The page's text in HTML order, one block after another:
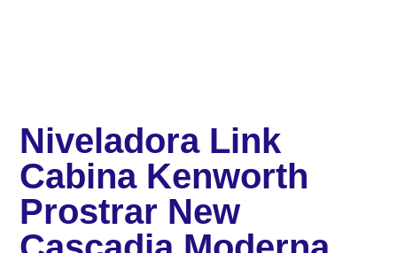
Niveladora Link
Cabina Kenworth
Prostrar New